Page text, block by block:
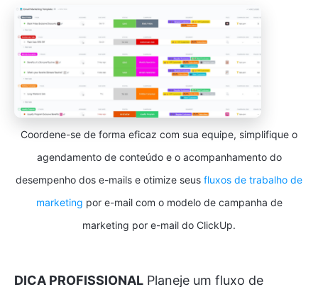
Coordene-se de forma eficaz com sua equipe, simplifique o
agendamento de conteúdo e o acompanhamento do
desempenho dos e-mails e otimize seus fluxos de trabalho de
marketing por e-mail com o modelo de campanha de
marketing por e-mail do ClickUp.
DICA PROFISSIONAL Planeje um fluxo de